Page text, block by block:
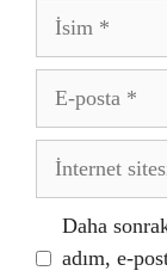
İsim
posta
İnternet
Daha
adım, e-